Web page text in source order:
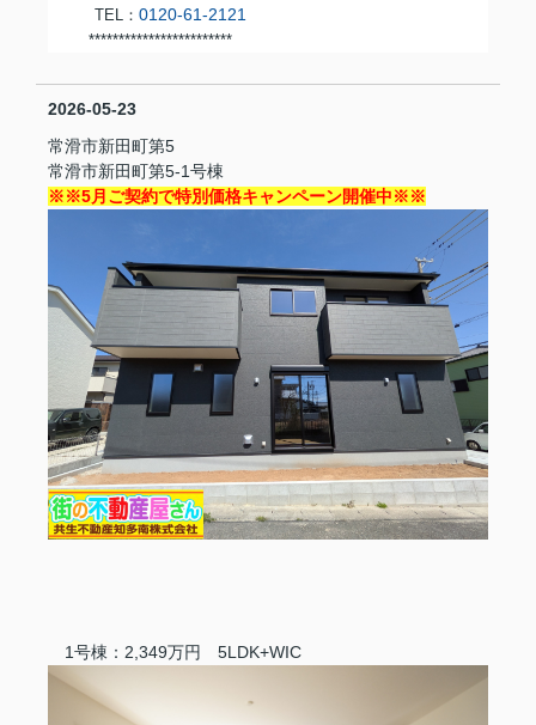
TEL： 0120-61-2121
************************
2026-05-23
常滑市新田町第5
常滑市新田町第5-1号棟
※※5月ご契約で特別価格キャンペーン開催中※※
1号棟：2,349万円 5LDK+WIC